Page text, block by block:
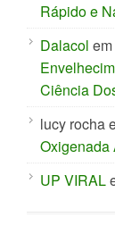
Rápido e
Dalacol em
Ciência
lucy rocha
Oxigenada
UP VIRAL